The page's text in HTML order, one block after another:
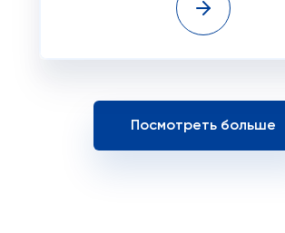
Посмотреть больше